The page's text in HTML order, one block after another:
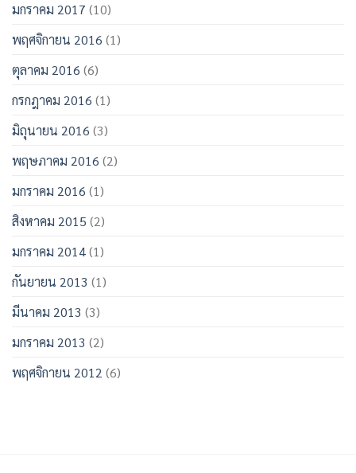
มกราคม 2017 (10)
พฤศจิกายน 2016 (1)
ตุลาคม 2016 (6)
กรกฎาคม 2016 (1)
มิถุนายน 2016 (3)
พฤษภาคม 2016 (2)
มกราคม 2016 (1)
สิงหาคม 2015 (2)
มกราคม 2014(1)
กันยายน 2013 (1)
มีนาคม 2013 (3)
มกราคม 2013 (2)
พฤศจิกายน 2012 (6)